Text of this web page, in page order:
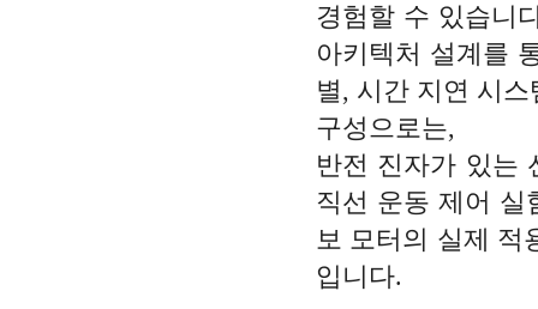
경험할 수 있습니
아키텍처 설계를
별, 시간 지연 시
구성으로는,
반전 진자가 있는
직선 운동 제어 실
보 모터의 실제 적
입니다.